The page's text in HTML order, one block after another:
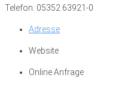
Telefon: 05352 63921-0
Adresse
Website
Online Anfrage